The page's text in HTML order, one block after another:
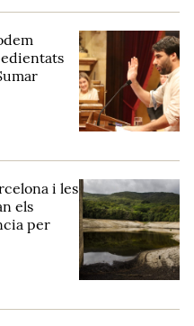
i les
els
per